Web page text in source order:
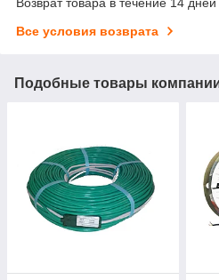
Все условия возврата
Подобные товары